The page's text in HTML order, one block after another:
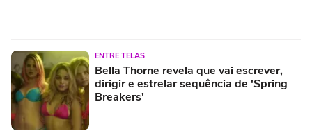
ENTRE TELAS
Bella Thorne revela que vai escrever,
dirigir e estrelar sequência de 'Spring
Breakers'